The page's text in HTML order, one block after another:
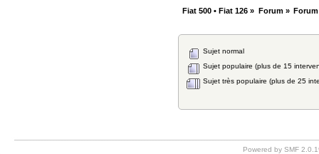
Fiat 500 • Fiat 126 » Forum»
Sujet normal
Sujet populaire (plus de 15
Sujet très populaire (plus de 25
Powered by SMF